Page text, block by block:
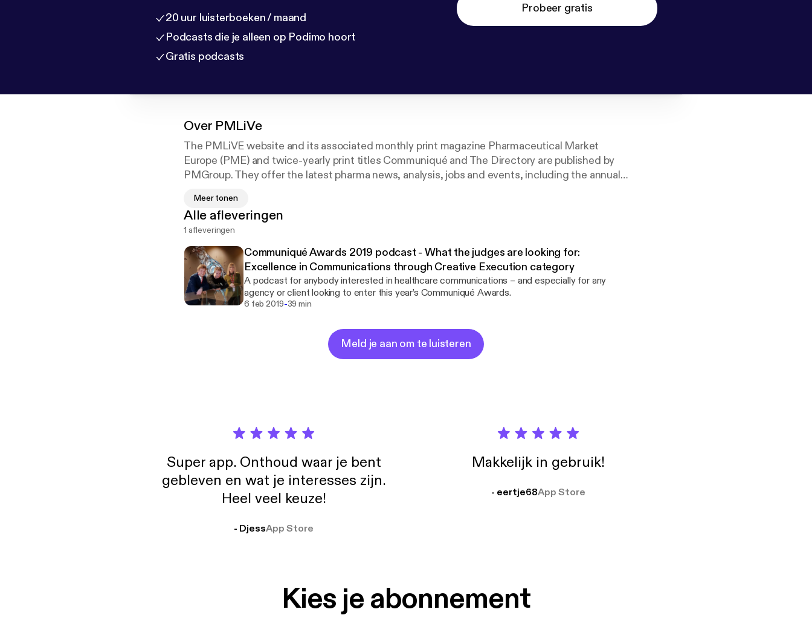
20 uur luisterboeken / maand
Podcasts die je alleen op Podimo hoort
Gratis podcasts
Probeer gratis
Over PMLiVe
The PMLiVE website and its associated monthly print magazine Pharmaceutical Market
Europe (PME) and twice-yearly print titles Communiqué and The Directory are published by
PMGroup. They offer the latest pharma news, analysis, jobs and events, including the annual
Meer tonen
Alle afleveringen
1 afleveringen
Communiqué Awards 2019 podcast - What the judges are looking for:
Excellence in Communications through Creative Execution category
A podcast for anybody interested in healthcare communications – and especially for any
agency or client looking to enter this year’s Communiqué Awards.
6 feb 2019-39 min
Meld je aan om te luisteren
Super app. Onthoud waar je bent
gebleven en wat je interesses zijn.
Heel veel keuze!
- DjessApp Store
Makkelijk in gebruik!
- eertje68App Store
Kies je abonnement